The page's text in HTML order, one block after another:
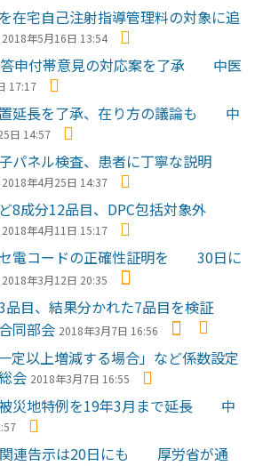
在宅自己注射指導管理料の対象に追
2018年5月16日 13:54
答申付帯意見の対応案を了承 中医
17:17
延長を了承、在り方の議論も 中
日 14:57
パネル検査、患者に丁寧な説明
2018年4月25日 14:37
8成分12品目、DPC包括対象外
2018年4月11日 15:17
電コードの正確性証明を 30日に
2018年3月12日 20:35
品目、結果分かれた7品目を検証
同部会 2018年3月7日 16:56
定以上増減する場合」など係数設定
会 2018年3月7日 16:55
被災地特例を19年3月まで延長 中
関連告示は20日にも 厚労省が通